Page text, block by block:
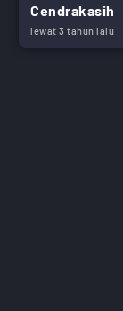
Cendrakasih
lewat 3 tahun lalu